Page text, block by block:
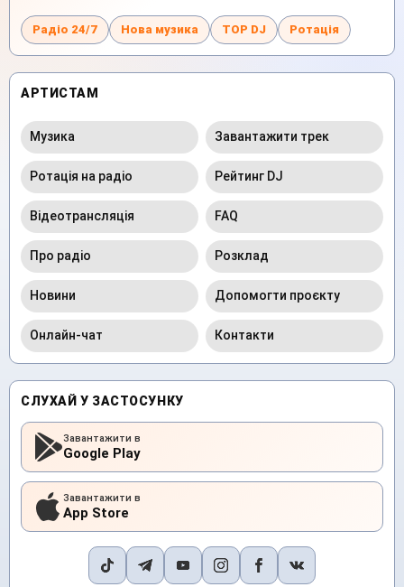
Радіо 24/7 Нова музика TOP DJ Ротація
АРТИСТАМ
Музика Завантажити трек
Ротація на радіо Рейтинг DJ
Відеотрансляція FAQ
Про радіо Розклад
Новини Допомогти проєкту
Онлайн-чат Контакти
СЛУХАЙ У ЗАСТОСУНКУ
Завантажити в
Google Play
Завантажити в
App Store